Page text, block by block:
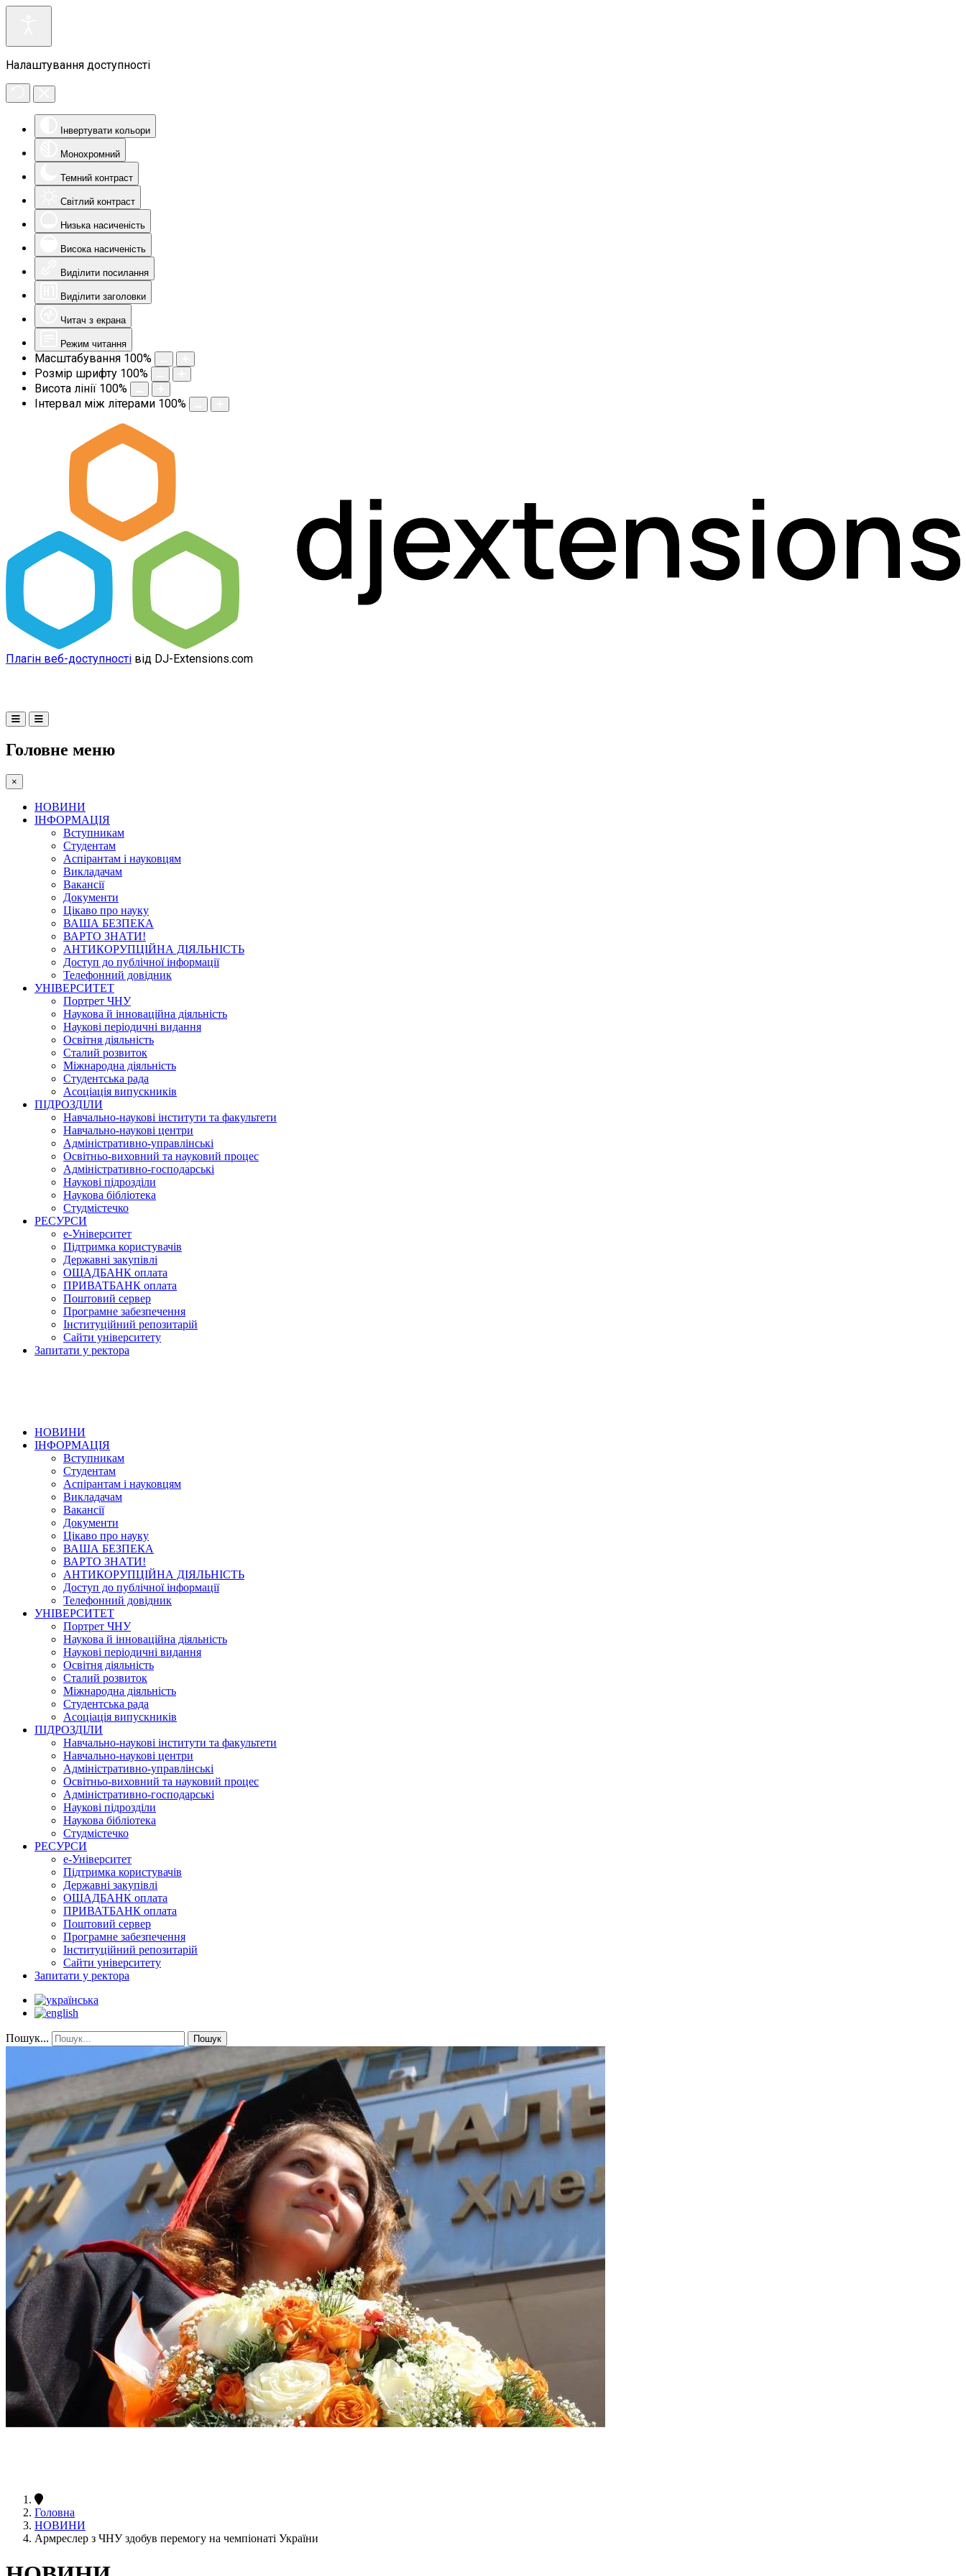
Налаштування доступності
Інвертувати кольори
Монохромний
Темний контраст
Світлий контраст
Низька насиченість
Висока насиченість
Виділити посилання
Виділити заголовки
Читач з екрана
Режим читання
Масштабування 100%
Розмір шрифту 100%
Висота лінії 100%
Інтервал між літерами 100%
Плагін веб-доступності від DJ-Extensions.com
Головне меню
×
НОВИНИ
ІНФОРМАЦІЯ
Вступникам
Студентам
Аспірантам і науковцям
Викладачам
Вакансії
Документи
Цікаво про науку
ВАША БЕЗПЕКА
ВАРТО ЗНАТИ!
АНТИКОРУПЦІЙНА ДІЯЛЬНІСТЬ
Доступ до публічної інформації
Телефонний довідник
УНІВЕРСИТЕТ
Портрет ЧНУ
Наукова й інноваційна діяльність
Наукові періодичні видання
Освітня діяльність
Сталий розвиток
Міжнародна діяльність
Студентська рада
Асоціація випускників
ПІДРОЗДІЛИ
Навчально-наукові інститути та факультети
Навчально-наукові центри
Адміністративно-управлінські
Освітньо-виховний та науковий процес
Адміністративно-господарські
Наукові підрозділи
Наукова бібліотека
Студмістечко
РЕСУРСИ
е-Університет
Підтримка користувачів
Державні закупівлі
ОЩАДБАНК оплата
ПРИВАТБАНК оплата
Поштовий сервер
Програмне забезпечення
Інституційний репозитарій
Сайти університету
Запитати у ректора
НОВИНИ
ІНФОРМАЦІЯ
Вступникам
Студентам
Аспірантам і науковцям
Викладачам
Вакансії
Документи
Цікаво про науку
ВАША БЕЗПЕКА
ВАРТО ЗНАТИ!
АНТИКОРУПЦІЙНА ДІЯЛЬНІСТЬ
Доступ до публічної інформації
Телефонний довідник
УНІВЕРСИТЕТ
Портрет ЧНУ
Наукова й інноваційна діяльність
Наукові періодичні видання
Освітня діяльність
Сталий розвиток
Міжнародна діяльність
Студентська рада
Асоціація випускників
ПІДРОЗДІЛИ
Навчально-наукові інститути та факультети
Навчально-наукові центри
Адміністративно-управлінські
Освітньо-виховний та науковий процес
Адміністративно-господарські
Наукові підрозділи
Наукова бібліотека
Студмістечко
РЕСУРСИ
е-Університет
Підтримка користувачів
Державні закупівлі
ОЩАДБАНК оплата
ПРИВАТБАНК оплата
Поштовий сервер
Програмне забезпечення
Інституційний репозитарій
Сайти університету
Запитати у ректора
Пошук... Пошук
Головна
НОВИНИ
Армреслер з ЧНУ здобув перемогу на чемпіонаті України